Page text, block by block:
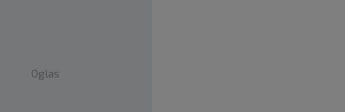
Oglas